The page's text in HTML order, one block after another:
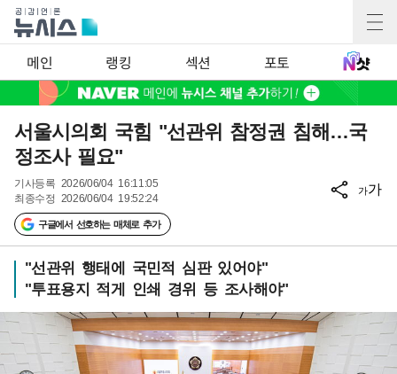
메인 랭킹 섹션 포토
서울시의회 국힘 "선관위 참정권 침해…국
정조사 필요"
기사등록 2026/06/04 16:11:05
최종수정 2026/06/04 19:52:24
구글에서 선호하는 매체로 추가
가가
"선관위 행태에 국민적 심판 있어야"
"투표용지 적게 인쇄 경위 등 조사해야"